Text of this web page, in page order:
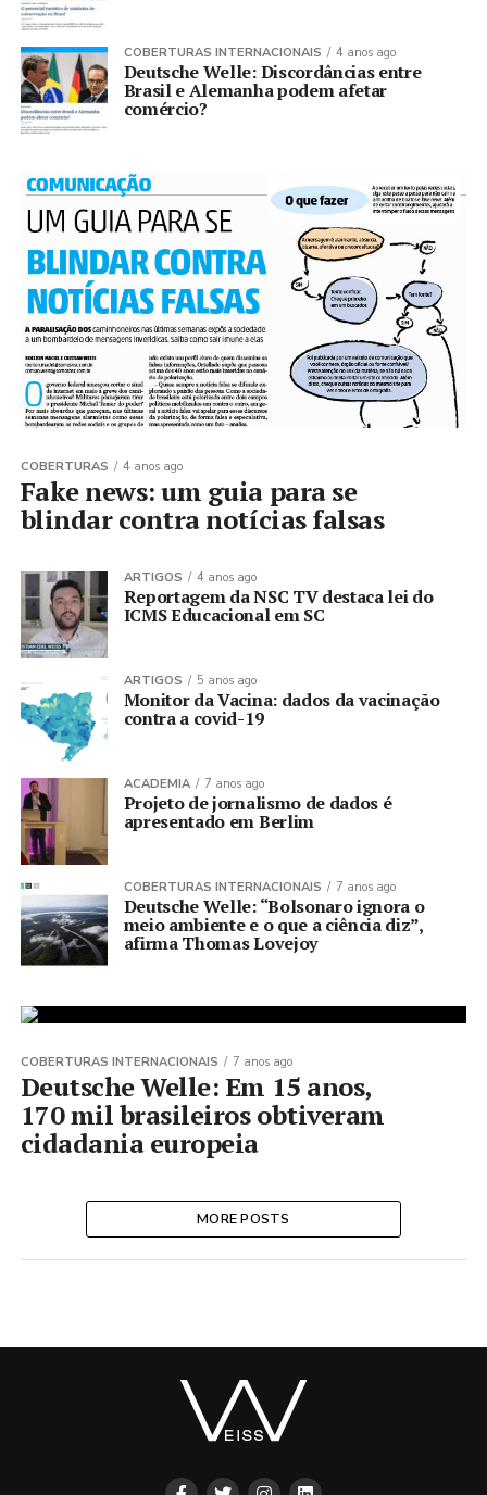
COBERTURAS INTERNACIONAIS 4 anos ago
Deutsche Welle: Discordâncias entre
Brasil e Alemanha podem afetar
comércio?
COBERTURAS 4 anos ago
Fake news: um guia para se
blindar contra notícias falsas
ARTIGOS 4 anos ago
Reportagem da NSC TV destaca lei do
ICMS Educacional em SC
ARTIGOS 5 anos ago
Monitor da Vacina: dados da vacinação
contra a covid-19
ACADEMIA 7 anos ago
Projeto de jornalismo de dados é
apresentado em Berlim
COBERTURAS INTERNACIONAIS 7 anos ago
Deutsche Welle: “Bolsonaro ignora o
meio ambiente e o que a ciência diz”,
afirma Thomas Lovejoy
COBERTURAS INTERNACIONAIS 7 anos ago
Deutsche Welle: Em 15 anos,
170 mil brasileiros obtiveram
cidadania europeia
MORE POSTS